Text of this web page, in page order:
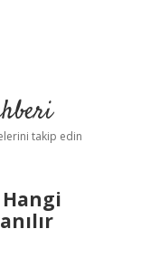
takip edin
Hangi